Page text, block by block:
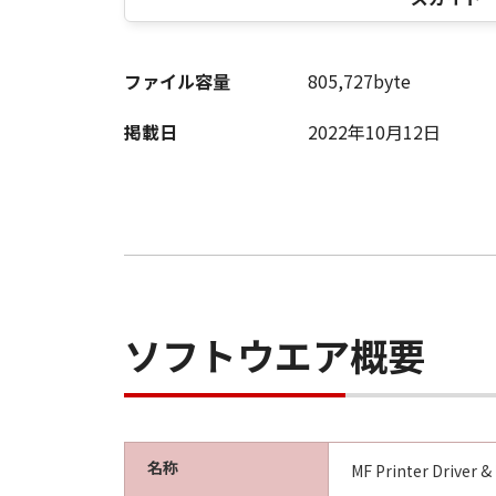
(3) お客様が本契約書のいずれかの
るものとします。
"commercial computer software"
chome, Ohta-ku, Tokyo 146-8501,
本条項中で使用される"the
本契約書のいずれかの条項または
ファイル容量
805,727byte
掲載日
2022年10月12日
ソフトウエア概要
名称 MF Printer Driver &